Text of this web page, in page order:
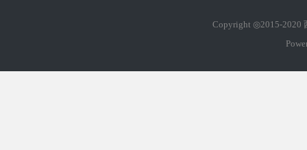
Copyright ◎2015-2020